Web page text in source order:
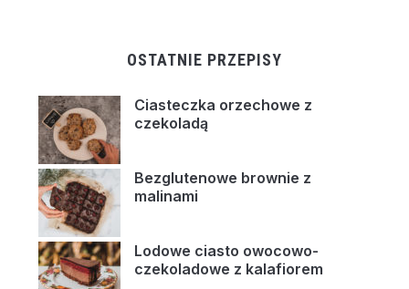
OSTATNIE PRZEPISY
Ciasteczka orzechowe z
czekoladą
Bezglutenowe brownie z
malinami
Lodowe ciasto owocowo-
czekoladowe z kalafiorem